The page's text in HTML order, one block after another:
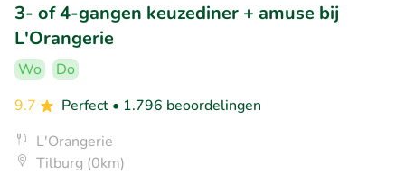
3- of 4-gangen keuzediner + amuse bij
L'Orangerie
Wo
Do
9.7
Perfect • 1.796 beoordelingen
L'Orangerie
Tilburg (0km)